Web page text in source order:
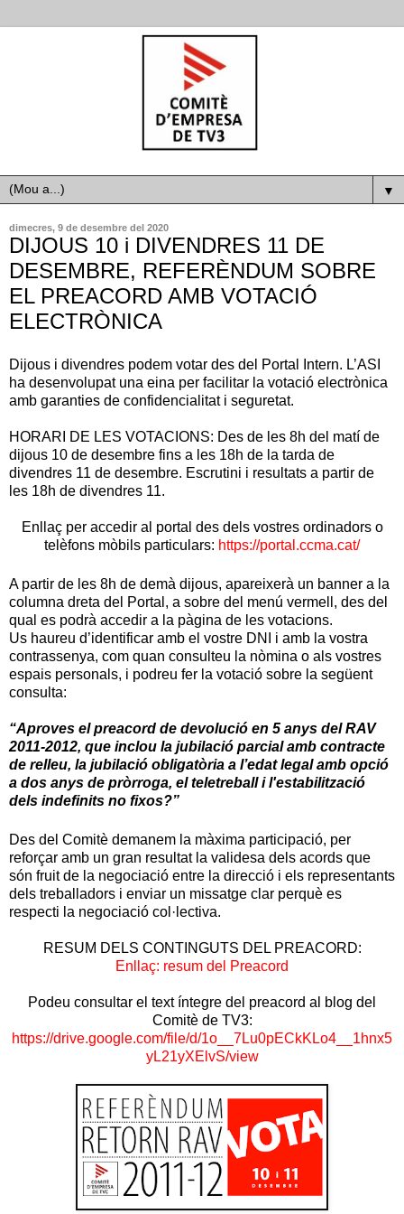
▼
dimecres, 9 de desembre del 2020
DIJOUS 10 i DIVENDRES 11 DE
DESEMBRE, REFERÈNDUM SOBRE
EL PREACORD AMB VOTACIÓ
ELECTRÒNICA
Dijous i divendres podem votar des del Portal Intern. L’ASI
ha desenvolupat una eina per facilitar la votació electrònica
amb garanties de confidencialitat i seguretat.
HORARI DE LES VOTACIONS: Des de les 8h del matí de
dijous 10 de desembre fins a les 18h de la tarda de
divendres 11 de desembre. Escrutini i resultats a partir de
les 18h de divendres 11.
Enllaç per accedir al portal des dels vostres ordinadors o
telèfons mòbils particulars: https://portal.ccma.cat/
A partir de les 8h de demà dijous, apareixerà un banner a la
columna dreta del Portal, a sobre del menú vermell, des del
qual es podrà accedir a la pàgina de les votacions.
Us haureu d’identificar amb el vostre DNI i amb la vostra
contrassenya, com quan consulteu la nòmina o als vostres
espais personals, i podreu fer la votació sobre la següent
consulta:
“Aproves el preacord de devolució en 5 anys del RAV
2011-2012, que inclou la jubilació parcial amb contracte
de relleu, la jubilació obligatòria a l’edat legal amb opció
a dos anys de pròrroga, el teletreball i l'estabilització
dels indefinits no fixos?”
Des del Comitè demanem la màxima participació, per
reforçar amb un gran resultat la validesa dels acords que
són fruit de la negociació entre la direcció i els representants
dels treballadors i enviar un missatge clar perquè es
respecti la negociació col·lectiva.
RESUM DELS CONTINGUTS DEL PREACORD:
Enllaç: resum del Preacord
Podeu consultar el text íntegre del preacord al blog del
Comitè de TV3:
https://drive.google.com/file/d/1o__7Lu0pECkKLo4__1hnx5
yL21yXElvS/view